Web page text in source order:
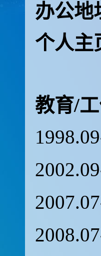
办公地
个人主
教育/工